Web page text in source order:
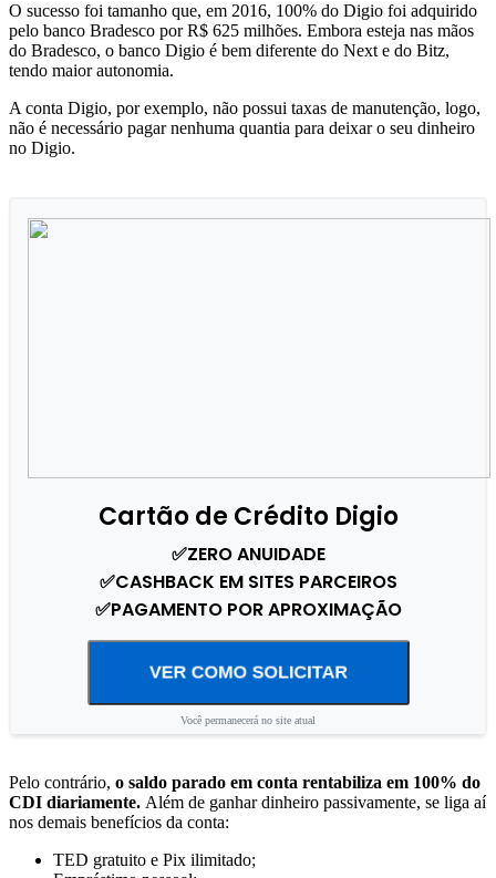
O sucesso foi tamanho que, em 2016, 100% do Digio foi adquirido
pelo banco Bradesco por R$ 625 milhões. Embora esteja nas mãos
do Bradesco, o banco Digio é bem diferente do Next e do Bitz,
tendo maior autonomia.
A conta Digio, por exemplo, não possui taxas de manutenção, logo,
não é necessário pagar nenhuma quantia para deixar o seu dinheiro
no Digio.
Cartão de Crédito Digio
✅ZERO ANUIDADE
✅CASHBACK EM SITES PARCEIROS
✅PAGAMENTO POR APROXIMAÇÃO
VER COMO SOLICITAR
Você permanecerá no site atual
Pelo contrário, o saldo parado em conta rentabiliza em 100% do
CDI diariamente. Além de ganhar dinheiro passivamente, se liga aí
nos demais benefícios da conta:
TED gratuito e Pix ilimitado;